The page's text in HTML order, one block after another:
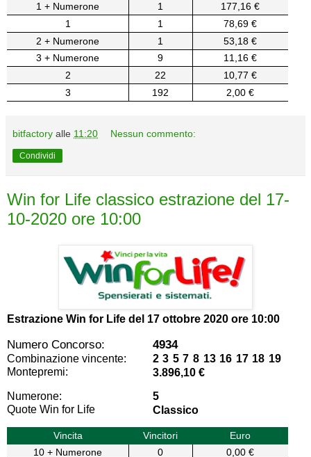
1 + Numerone
1
177,16 €
1
1
78,69 €
2 + Numerone
1
53,18 €
3 + Numerone
9
11,16 €
2
22
10,77 €
3
192 2,00 €
bitfactory alle 11:20 Nessun commento:
Condividi
Win for Life classico estrazione del 17-
10-2020 ore 10:00
Estrazione Win for Life del 17 ottobre 2020 ore 10:00
Numero Concorso: 4934
Combinazione vincente:
2 3 5 7 8 13 16 17 18 19
Montepremi:
3.896,10 €
Numerone:
5
Quote Win for Life
Classico
Vincita Vincitori
Euro
10 + Numerone
0
0,00 €